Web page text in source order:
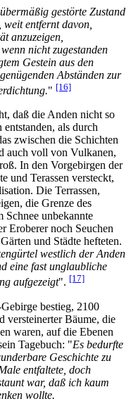
gestörte Zustand
entfernt davon,
anzuzeigen,
nicht zugestanden
Gestein aus den
Abständen zur
" [16]
daß die Anden nicht so
als durch
zwischen die Schichten
auch voll von Vulkanen,
In den Vorgebirgen der
und Terassen versteckt,
Die Terrassen,
die Grenze des
Schnee unbekannte
Eroberer noch Seuchen
und Städte hefteten.
westlich der Anden
eine fast unglaubliche
aufgezeigt". [17]
bestieg, 2100
versteinerter Bäume, die
waren, auf die Ebenen
Tagebuch: "Es bedurfte
Geschichte zu
entfaltete, doch
war, daß ich kaum
wollte.